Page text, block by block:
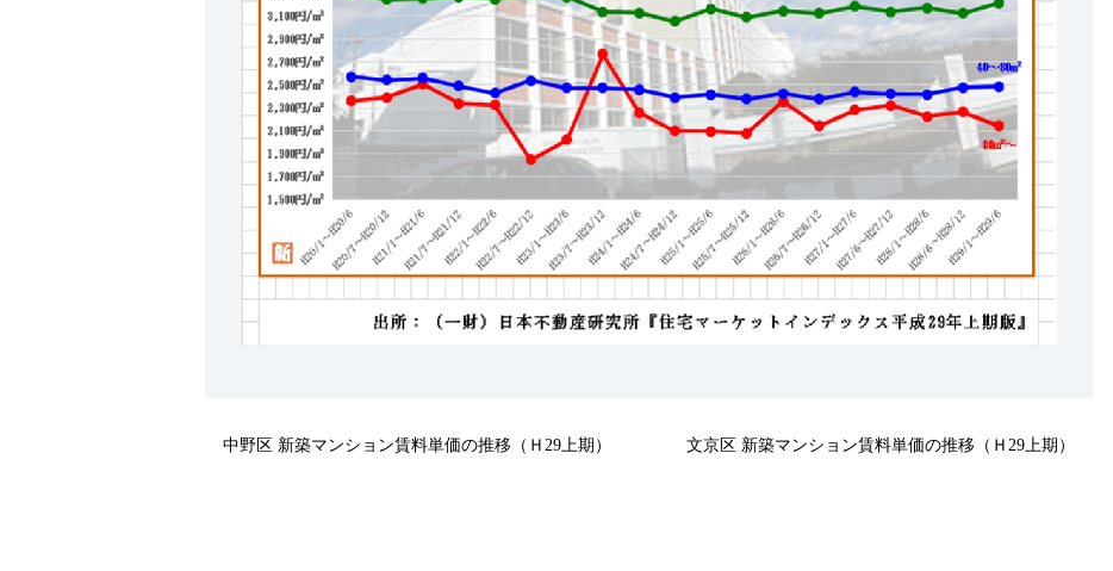
中野区 新築マンション賃料単価の推移（Ｈ29上期） 文京区 新築マンション賃料単価の推移（Ｈ29上期）